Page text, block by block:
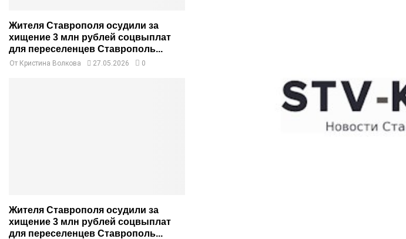
Жителя Ставрополя осудили за
хищение 3 млн рублей соцвыплат
для переселенцев Ставрополь...
От Кристина Волкова 27.05.2026 0
Жителя Ставрополя осудили за
хищение 3 млн рублей соцвыплат
для переселенцев Ставрополь...